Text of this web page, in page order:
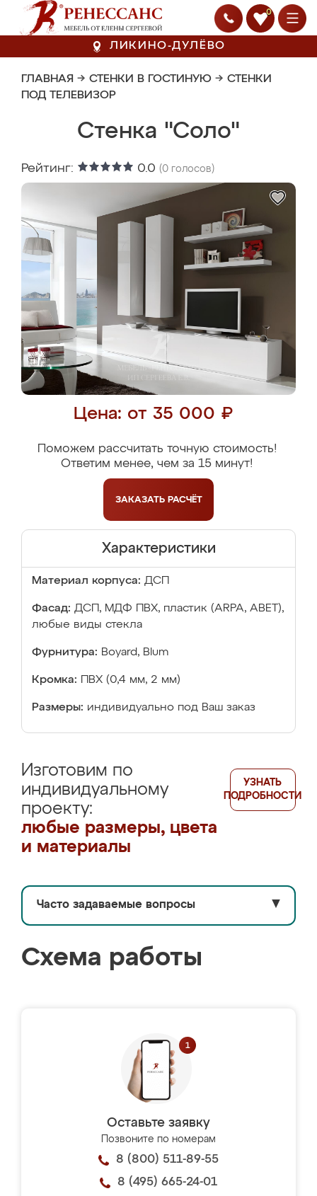
0
ЛИКИНО-ДУЛЁВО
ГЛАВНАЯ → СТЕНКИ В ГОСТИНУЮ → СТЕНКИ
ПОД ТЕЛЕВИЗОР
Стенка "Соло"
Рейтинг: 0.0 (0 голосов)
Цена: от 35 000 ₽
Поможем рассчитать точную стоимость!
Ответим менее, чем за 15 минут!
ЗАКАЗАТЬ РАСЧЁТ
Характеристики
Материал корпуса: ДСП
Фасад: ДСП, МДФ ПВХ, пластик (ARPA, ABET),
любые виды стекла
Фурнитура: Boyard, Blum
Кромка: ПВХ (0,4 мм, 2 мм)
Размеры: индивидуально под Ваш заказ
Изготовим по
индивидуальному
проекту:
любые размеры, цвета
и материалы
УЗНАТЬ
ПОДРОБНОСТИ
Часто задаваемые вопросы ▼
Схема работы
Оставьте заявку
Позвоните по номерам
8 (800) 511-89-55
8 (495) 665-24-01